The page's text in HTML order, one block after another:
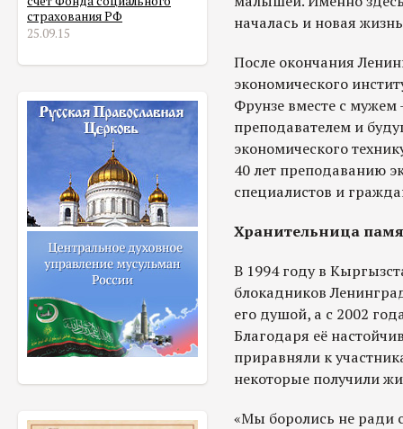
страхования РФ
25.09.15
началась и новая
После окончания
экономического
Фрунзе вместе с
преподавателем и
экономического
40 лет преподаванию
специалистов и
Хранительница
В 1994 году в
блокадников
его душой, а с 2002
Благодаря её
приравняли к
некоторые получили
«Мы боролись не ради